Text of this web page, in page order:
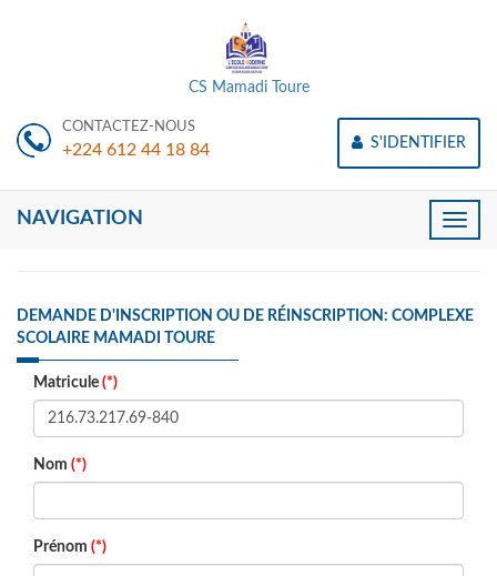
CS Mamadi Toure
CONTACTEZ-NOUS
+224 612 44 18 84 S'IDENTIFIER
Toggle
NAVIGATION
DEMANDE D'INSCRIPTION OU DE RÉINSCRIPTION: COMPLEXE
SCOLAIRE MAMADI TOURE
Matricule (*)
Nom (*)
Prénom (*)